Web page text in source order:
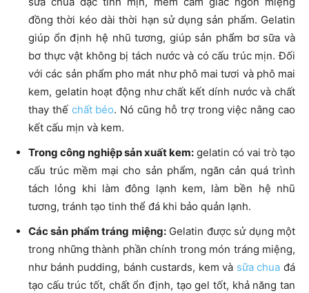
đồng thời kéo dài thời hạn sử dụng sản phẩm. Gelatin
giúp ổn định hệ nhũ tương, giúp sản phẩm bơ sữa và
bơ thực vật không bị tách nước và có cấu trúc mịn. Đối
với các sản phẩm pho mát như phô mai tươi và phô mai
kem, gelatin hoạt động như chất kết dính nước và chất
thay thế chất béo. Nó cũng hỗ trợ trong việc nâng cao
kết cấu mịn và kem.
Trong công nghiệp sản xuất kem: gelatin có vai trò tạo
cấu trúc mềm mại cho sản phẩm, ngăn cản quá trình
tách lỏng khi làm đông lạnh kem, làm bền hệ nhũ
tương, tránh tạo tinh thể đá khi bảo quản lạnh.
Các sản phẩm tráng miệng:Gelatin được sử dụng một
trong những thành phần chính trong món tráng miệng,
như bánh pudding, bánh custards, kem và sữa chua đá
tạo cấu trúc tốt, chất ổn định, tạo gel tốt, khả năng tan